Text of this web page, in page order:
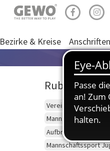
Bezirke & Kreise Anschriften
Rubriken
Vereinsberatung
Mannschaftssport
Aufbruch
Mannschaftssport